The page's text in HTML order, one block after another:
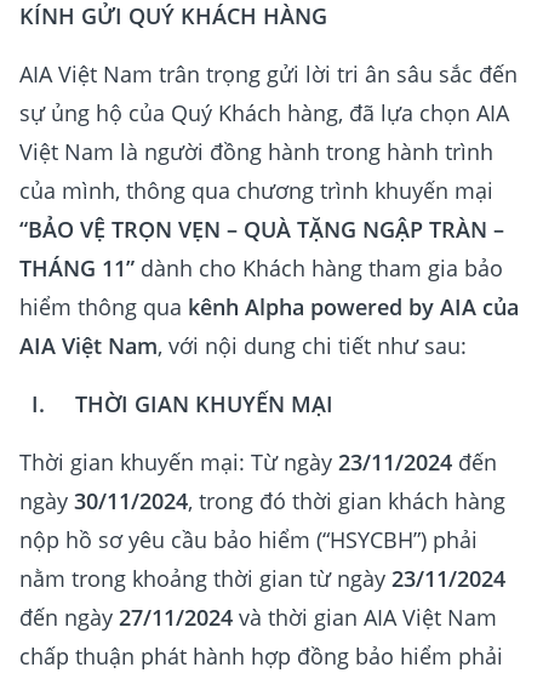
KÍNH GỬI QUÝ KHÁCH HÀNG
AIA Việt Nam trân trọng gửi lời tri ân sâu sắc đến
sự ủng hộ của Quý Khách hàng, đã lựa chọn AIA
Việt Nam là người đồng hành trong hành trình
của mình, thông qua chương trình khuyến mại
“BẢO VỆ TRỌN VẸN – QUÀ TẶNG NGẬP TRÀN –
THÁNG 11” dành cho Khách hàng tham gia bảo
hiểm thông qua kênh Alpha powered by AIA của
AIA Việt Nam, với nội dung chi tiết như sau:
I. THỜI GIAN KHUYẾN MẠI
Thời gian khuyến mại: Từ ngày 23/11/2024 đến
ngày 30/11/2024, trong đó thời gian khách hàng
nộp hồ sơ yêu cầu bảo hiểm (“HSYCBH”) phải
nằm trong khoảng thời gian từ ngày 23/11/2024
đến ngày 27/11/2024 và thời gian AIA Việt Nam
chấp thuận phát hành hợp đồng bảo hiểm phải